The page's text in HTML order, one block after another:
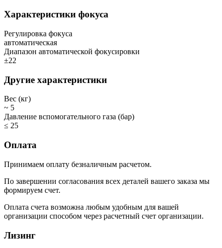
Характеристики фокуса
Регулировка фокуса
автоматическая
Диапазон автоматической фокусировки
±22
Другие характеристики
Вес (кг)
~ 5
Давление вспомогательного газа (бар)
≤ 25
Оплата
Принимаем оплату безналичным расчетом.
По завершении согласования всех деталей вашего заказа мы
формируем счет.
Оплата счета возможна любым удобным для вашей
организации способом через расчетный счет организации.
Лизинг